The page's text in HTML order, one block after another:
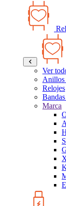
Ver
Anillos
Relojes
Marca